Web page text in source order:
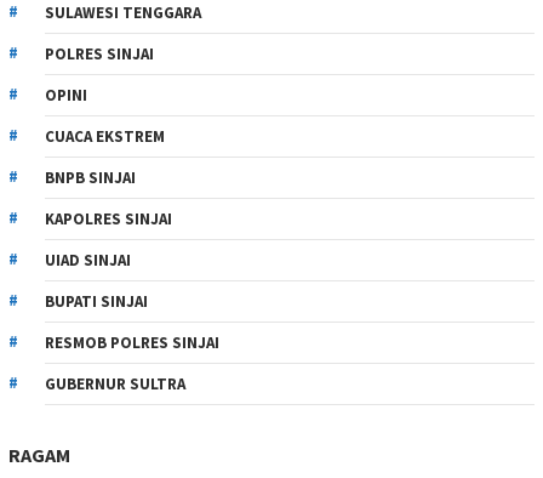
SULAWESI TENGGARA
POLRES SINJAI
OPINI
CUACA EKSTREM
BNPB SINJAI
KAPOLRES SINJAI
UIAD SINJAI
BUPATI SINJAI
RESMOB POLRES SINJAI
GUBERNUR SULTRA
RAGAM